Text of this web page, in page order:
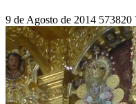
9 de Agosto de 2014 573820